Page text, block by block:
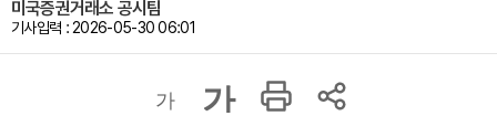
미국증권거래소 공시팀
기사입력 : 2026-05-30 06:01
가 가